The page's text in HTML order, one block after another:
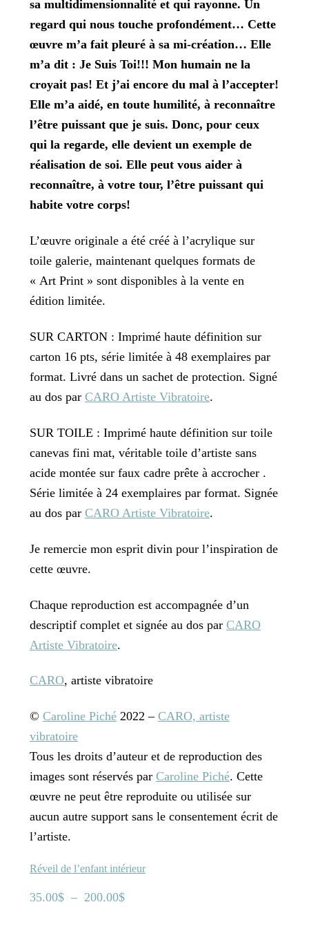
sa multidimensionnalité et qui rayonne. Un
regard qui nous touche profondément… Cette
œuvre m’a fait pleuré à sa mi-création… Elle
m’a dit : Je Suis Toi!!! Mon humain ne la
croyait pas! Et j’ai encore du mal à l’accepter!
Elle m’a aidé, en toute humilité, à reconnaître
l’être puissant que je suis. Donc, pour ceux
qui la regarde, elle devient un exemple de
réalisation de soi. Elle peut vous aider à
reconnaître, à votre tour, l’être puissant qui
habite votre corps!
L’œuvre originale a été créé à l’acrylique sur
toile galerie, maintenant quelques formats de
« Art Print » sont disponibles à la vente en
édition limitée.
SUR CARTON : Imprimé haute définition sur
carton 16 pts, série limitée à 48 exemplaires par
format. Livré dans un sachet de protection. Signé
au dos par CARO Artiste Vibratoire.
SUR TOILE : Imprimé haute définition sur toile
canevas fini mat, véritable toile d’artiste sans
acide montée sur faux cadre prête à accrocher .
Série limitée à 24 exemplaires par format. Signée
au dos par CARO Artiste Vibratoire.
Je remercie mon esprit divin pour l’inspiration de
cette œuvre.
Chaque reproduction est accompagnée d’un
descriptif complet et signée au dos par CARO
Artiste Vibratoire.
CARO, artiste vibratoire
© Caroline Piché 2022 – CARO, artiste
vibratoire
Tous les droits d’auteur et de reproduction des
images sont réservés par Caroline Piché. Cette
œuvre ne peut être reproduite ou utilisée sur
aucun autre support sans le consentement écrit de
l’artiste.
Réveil de l’enfant intérieur
35.00$ – 200.00$Plage